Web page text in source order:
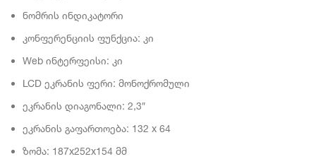
ნომრის ინდიკატორი
კონფერენციის ფუნქცია: კი
Web ინტერფეისი: კი
LCD ეკრანის ფერი: მონოქრომული
ეკრანის დიაგონალი: 2,3″
ეკრანის გაფართოება: 132 x 64
ზომა: 187x252x154 მმ